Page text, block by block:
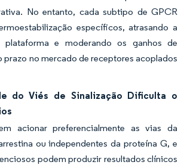
No entanto, cada subtipo de GPCR
específicos, atrasando a
plataforma e moderando os ganhos de
prazo no mercado de receptores acoplados
do Viés de Sinalização Dificulta o
acionar preferencialmente as vias da
ou independentes da proteína G, e
podem produzir resultados clínicos